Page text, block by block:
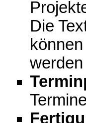
Die